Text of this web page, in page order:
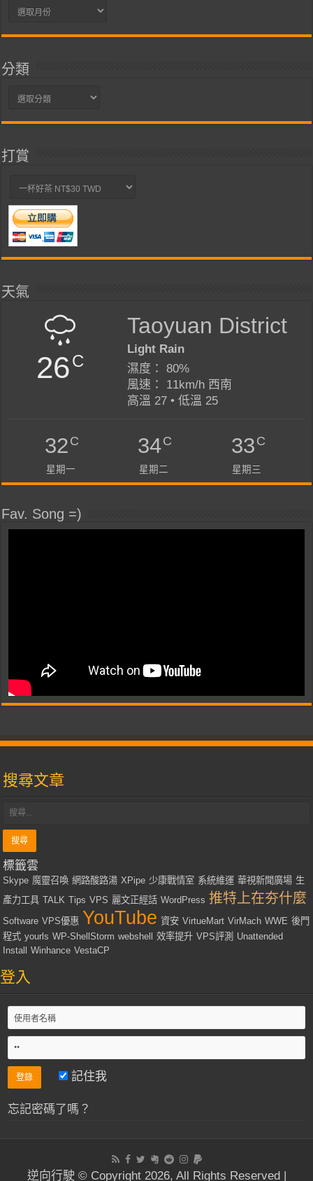
彙
分類
分
打賞
天氣
26C
Taoyuan District
Light Rain
濕度： 80%
風速： 11km/h 西南
高溫 27 • 低溫 25
32C
星期一
34C
星期二
33C
星期三
Fav. Song =)
搜尋文章
標籤雲
Skype 魔靈召喚 網路酸路湯 XPipe 少康戰情室 系統維運 華視新聞廣場 生
產力工具 TALK Tips VPS 麗文正經話 WordPress 推特上在夯什麼
Software VPS優惠 YouTube 資安 VirtueMart VirMach WWE 後門
程式 yourls WP-ShellStorm webshell 效率提升 VPS評測 Unattended
Install
Winhance VestaCP
登入
記住我
忘記密碼了嗎？
逆向行駛 © Copyright 2026, All Rights Reserved |